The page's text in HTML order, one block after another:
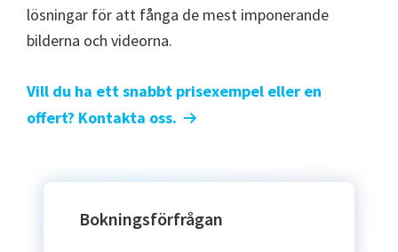
lösningar för att fånga de mest imponerande
bilderna och videorna.
Vill du ha ett snabbt prisexempel eller en
offert? Kontakta oss.
Bokningsförfrågan